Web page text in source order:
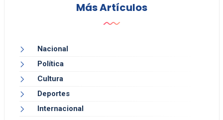
Más Artículos
Nacional
Política
Cultura
Deportes
Internacional